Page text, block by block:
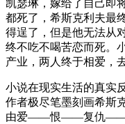
凯瑟琳，嫁给了自己即
都死了，希斯克利夫最
得逞了，但是他无法从
终不吃不喝苦恋而死。
产业，两人终于相爱，
小说在现实生活的真实
作者极尽笔墨刻画希斯
由爱——恨——复仇——